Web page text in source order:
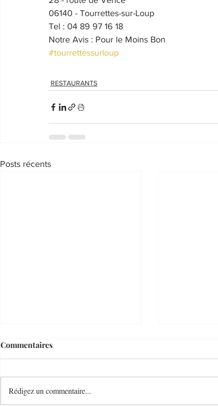
06140 - Tourrettes-sur-Loup
Tel : 04 89 97 16 18
Notre Avis : Pour le Moins Bon
#tourrettessurloup
RESTAURANTS
Posts récents
Commentaires
Rédigez un commentaire...